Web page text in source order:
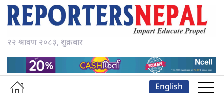
२२ श्रावण २०८३, शुक्रबार
English